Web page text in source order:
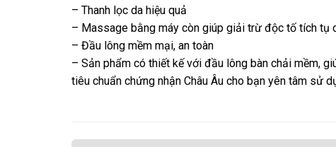
– Thanh lọc da hiệu quả
– Massage bằng máy còn giúp giải trừ độc tố tích tụ
– Đầu lông mềm mại, an toàn
– Sản phẩm có thiết kế với đầu lông bàn chải mềm,
tiêu chuẩn chứng nhận Châu Âu cho bạn yên tâm sử